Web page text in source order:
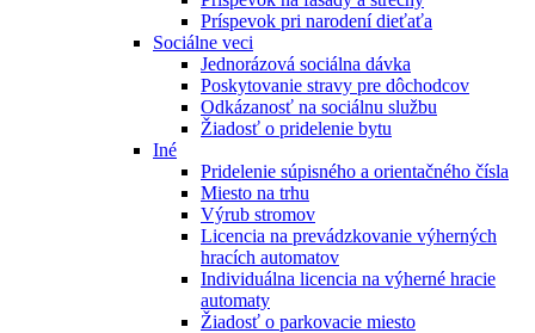
Príspevok pri narodení dieťaťa
Sociálne veci
Jednorázová sociálna dávka
Poskytovanie stravy pre dôchodcov
Odkázanosť na sociálnu službu
Žiadosť o pridelenie bytu
Iné
Pridelenie súpisného a orientačného čísla
Miesto na trhu
Výrub stromov
Licencia na prevádzkovanie výherných
hracích automatov
Individuálna licencia na výherné hracie
automaty
Žiadosť o parkovacie miesto